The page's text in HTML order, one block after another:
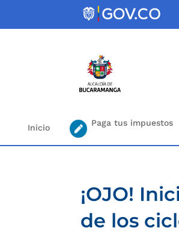
Inicio Paga tus impuestos
¡OJO!
de los